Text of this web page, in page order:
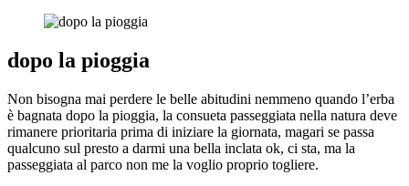
dopo la pioggia
Non bisogna mai perdere le belle abitudini nemmeno quando l’erba
è bagnata dopo la pioggia, la consueta passeggiata nella natura deve
rimanere prioritaria prima di iniziare la giornata, magari se passa
qualcuno sul presto a darmi una bella inclata ok, ci sta, ma la
passeggiata al parco non me la voglio proprio togliere.